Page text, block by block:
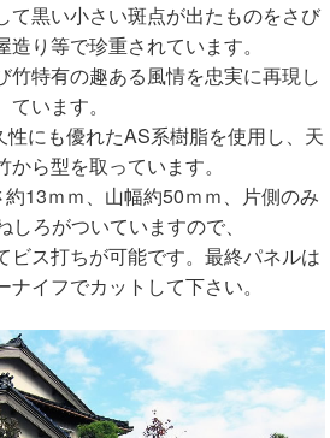
て黒い小さい斑点が出たものをさび
り等で珍重されています。
竹特有の趣ある風情を忠実に再現し
ています。
にも優れたAS系樹脂を使用し、天
から型を取っています。
13ｍｍ、山幅約50ｍｍ、片側のみ
しろがついていますので、
ビス打ちが可能です。最終パネルは
イフでカットして下さい。